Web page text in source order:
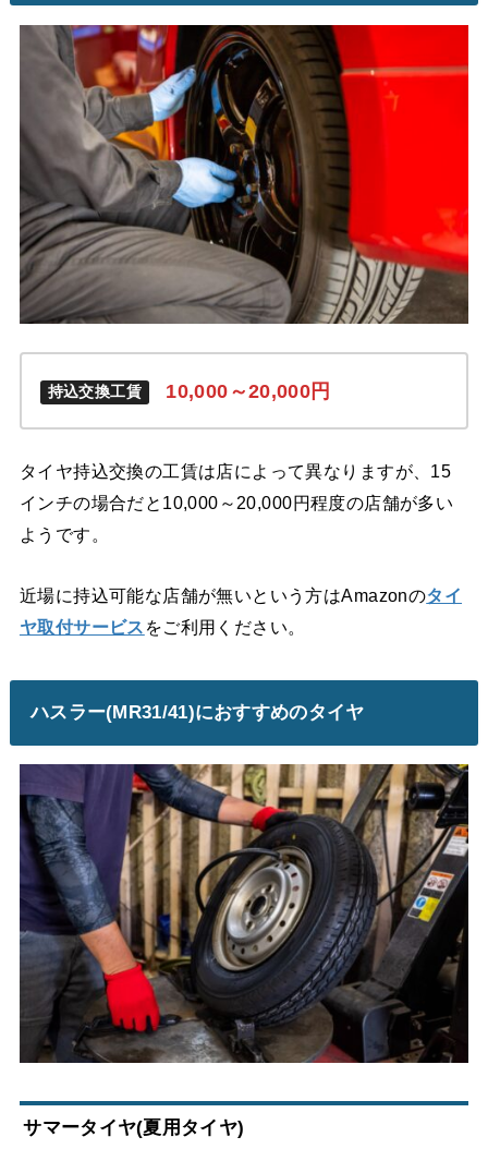
持込交換工賃 10,000～20,000円
タイヤ持込交換の工賃は店によって異なりますが、15
インチの場合だと10,000～20,000円程度の店舗が多い
ようです。
近場に持込可能な店舗が無いという方はAmazonのタイ
ヤ取付サービス をご利用ください。
ハスラー(MR31/41)におすすめのタイヤ
サマータイヤ(夏用タイヤ)